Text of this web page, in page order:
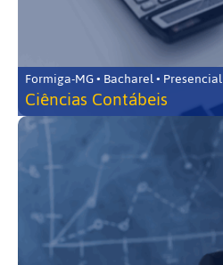
Formiga-MG • Bacharel • Presencial
Ciências Contábeis